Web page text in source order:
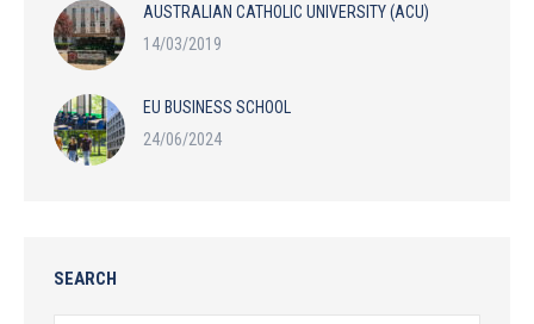
AUSTRALIAN CATHOLIC UNIVERSITY (ACU)
14/03/2019
EU BUSINESS SCHOOL
24/06/2024
SEARCH